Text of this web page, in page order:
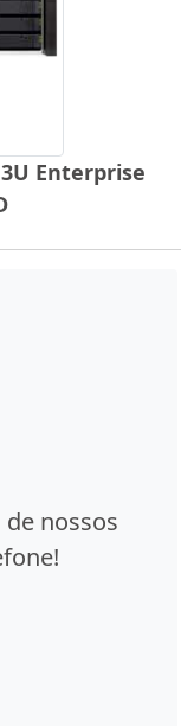
Enterprise
nossos